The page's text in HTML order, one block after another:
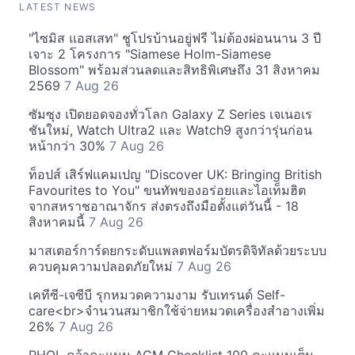
LATEST NEWS
"ไซมิส แอสเสท" ชูโปรบ้านอยู่ฟรี ไม่ต้องผ่อนนาน 3 ปี
เจาะ 2 โครงการ "Siamese Holm-Siamese
Blossom" พร้อมส่วนลดและสิทธิพิเศษถึง 31 สิงหาคม
2569 7 Aug 26
ซัมซุง เปิดยอดจองทั่วโลก Galaxy Z Series เจเนอเร
ชันใหม่, Watch Ultra2 และ Watch9 สูงกว่ารุ่นก่อน
หน้ากว่า 30% 7 Aug 26
ท็อปส์ เสิร์ฟแคมเปญ "Discover UK: Bringing British
Favourites to You" ขนทัพของอร่อยและไอเท็มฮิต
จากสหราชอาณาจักร ส่งตรงถึงมือตั้งแต่วันนี้ - 18
สิงหาคมนี้ 7 Aug 26
มาสเตอร์การ์ดยกระดับแพลตฟอร์มบัตรดิจิทัลด้วยระบบ
ควบคุมความปลอดภัยใหม่ 7 Aug 26
เคทีซี-เจซีบี รุกหมวดความงาม รับเทรนด์ Self-
care<br>จำนวนสมาชิกใช้จ่ายหมวดเครื่องสำอางเพิ่ม
26% 7 Aug 26